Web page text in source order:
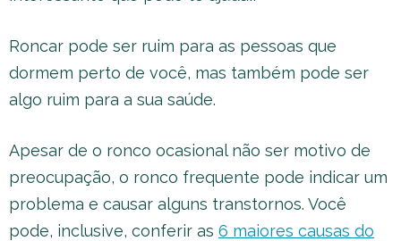
Roncar pode ser ruim para as pessoas que
dormem perto de você, mas também pode ser
algo ruim para a sua saúde.
Apesar de o ronco ocasional não ser motivo de
preocupação, o ronco frequente pode indicar um
problema e causar alguns transtornos. Você
pode, inclusive, conferir as 6 maiores causas do